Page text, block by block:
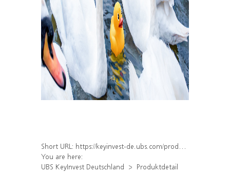
Short URL: https://keyinvest-de.ubs.com/produkt/detail/index/isin/DE000WA4BM99
You are here:
UBS KeyInvest Deutschland
Produktdetail